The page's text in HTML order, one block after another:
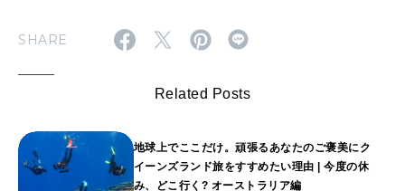
SHARE
Related Posts
地球上でここだけ。頑張るあなたのご褒美にク
イーンズランド旅をすすめたい理由 | 今度の休
み、どこ行く? オーストラリア編